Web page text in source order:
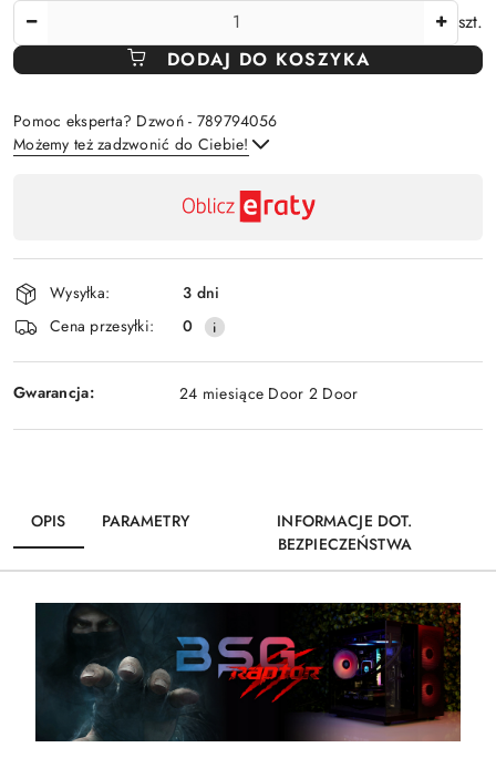
szt.
DODAJ DO KOSZYKA
Pomoc eksperta? Dzwoń - 789794056
Możemy też zadzwonić do Ciebie!
płatność
i
dostawa
Wysyłka:
3 dni
Cena przesyłki:
0
Gwarancja: 24 miesiące Door 2 Door
OPIS PARAMETRY
INFORMACJE DOT.
BEZPIECZEŃSTWA